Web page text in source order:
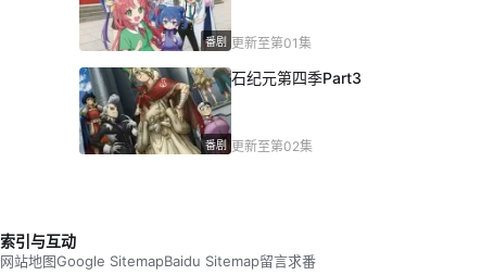
番剧 更新至第01集
番剧
石纪元第四季Part3
更新至第02集
索引与互动
网站地图Google SitemapBaidu Sitemap留言求番